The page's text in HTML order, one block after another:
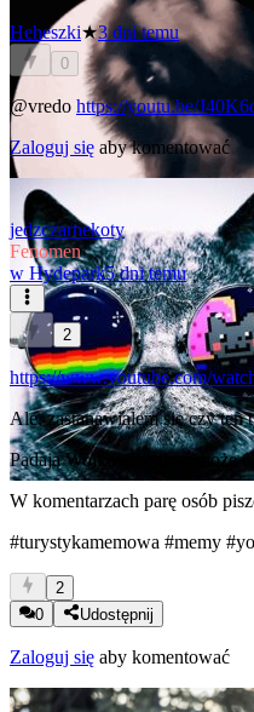
Heheszki★3 dni temu
0
@vredo https://youtu.be/
Zaloguj się aby komentować
jedzczarnekoty
Fenomen
w Hydepark5 dni temu
2
https://www.youtube.com/
Ale, zastanawiałem się czy ten
Padają Wojkowice (być może
W komentarzach parę osób
#turystykamemowa #memy
2
0
Udostępnij
Zaloguj się aby komentować